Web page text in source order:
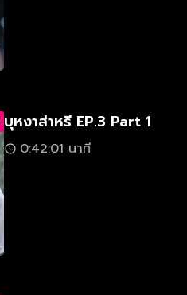
บุหงาส่าหรี EP.3 Part 1
0:42:01 นาที